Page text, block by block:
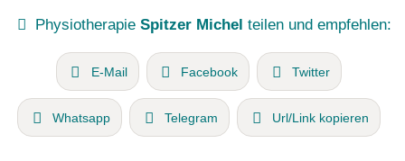
Physiotherapie Spitzer Michel teilen und empfehlen:
E-Mail Facebook Twitter
Whatsapp Telegram Url/Link kopieren